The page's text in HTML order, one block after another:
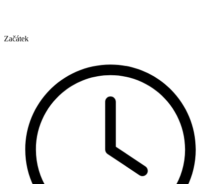
Začátek